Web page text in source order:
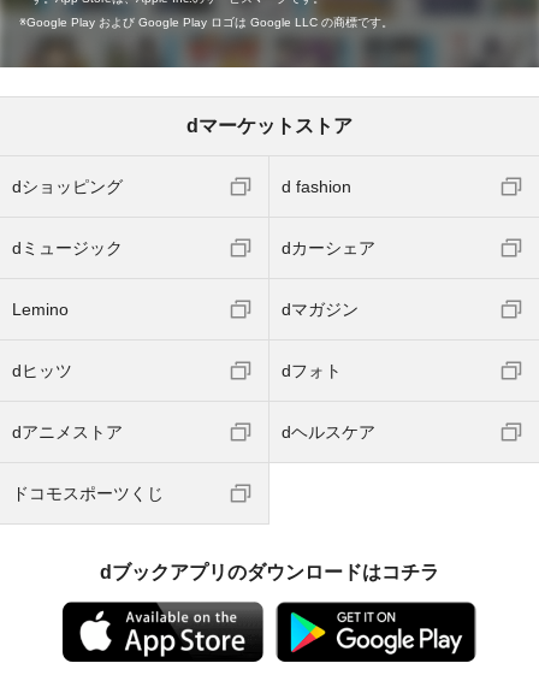
Google Play および Google Play ロゴは Google LLC の商標です。
dマーケットストア
dショッピング d fashion
dミュージック dカーシェア
Lemino dマガジン
dヒッツ dフォト
dアニメストア dヘルスケア
ドコモスポーツくじ
dブックアプリのダウンロードはコチラ